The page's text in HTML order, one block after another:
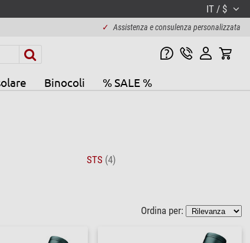
IT / $
✓ Assistenza e consulenza personalizzata
Binocoli % SALE %
STS (4)
Ordina per: